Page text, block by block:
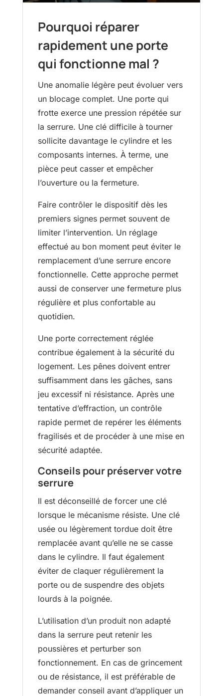
Pourquoi réparer
rapidement une porte
qui fonctionne mal ?
Une anomalie légère peut évoluer vers
un blocage complet. Une porte qui
frotte exerce une pression répétée sur
la serrure. Une clé difficile à tourner
sollicite davantage le cylindre et les
composants internes. À terme, une
pièce peut casser et empêcher
l’ouverture ou la fermeture.
Faire contrôler le dispositif dès les
premiers signes permet souvent de
limiter l’intervention. Un réglage
effectué au bon moment peut éviter le
remplacement d’une serrure encore
fonctionnelle. Cette approche permet
aussi de conserver une fermeture plus
régulière et plus confortable au
quotidien.
Une porte correctement réglée
contribue également à la sécurité du
logement. Les pênes doivent entrer
suffisamment dans les gâches, sans
jeu excessif ni résistance. Après une
tentative d’effraction, un contrôle
rapide permet de repérer les éléments
fragilisés et de procéder à une mise en
sécurité adaptée.
Conseils pour préserver votre
serrure
Il est déconseillé de forcer une clé
lorsque le mécanisme résiste. Une clé
usée ou légèrement tordue doit être
remplacée avant qu’elle ne se casse
dans le cylindre. Il faut également
éviter de claquer régulièrement la
porte ou de suspendre des objets
lourds à la poignée.
L’utilisation d’un produit non adapté
dans la serrure peut retenir les
poussières et perturber son
fonctionnement. En cas de grincement
ou de résistance, il est préférable de
demander conseil avant d’appliquer un